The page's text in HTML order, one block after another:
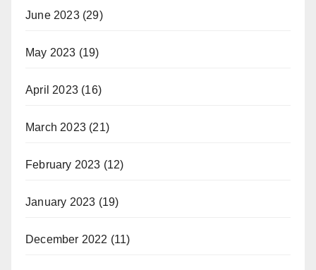
June 2023(29)
May 2023 (19)
April 2023 (16)
March 2023 (21)
February 2023 (12)
January 2023 (19)
December 2022 (11)